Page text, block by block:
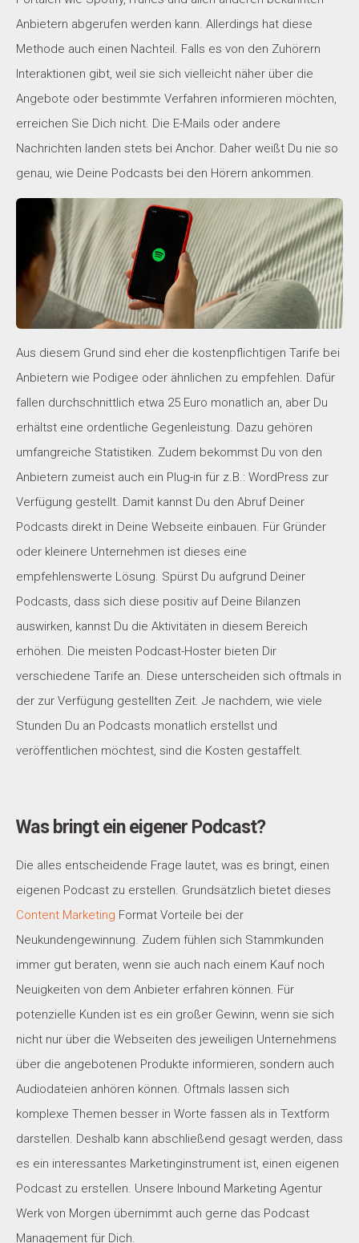
Anbietern abgerufen werden kann. Allerdings hat diese
Methode auch einen Nachteil. Falls es von den Zuhörern
Interaktionen gibt, weil sie sich vielleicht näher über die
Angebote oder bestimmte Verfahren informieren möchten,
erreichen Sie Dich nicht. Die E-Mails oder andere
Nachrichten landen stets bei Anchor. Daher weißt Du nie so
genau, wie Deine Podcasts bei den Hörern ankommen.
Aus diesem Grund sind eher die kostenpflichtigen Tarife bei
Anbietern wie Podigee oder ähnlichen zu empfehlen. Dafür
fallen durchschnittlich etwa 25 Euro monatlich an, aber Du
erhältst eine ordentliche Gegenleistung. Dazu gehören
umfangreiche Statistiken. Zudem bekommst Du von den
Anbietern zumeist auch ein Plug-in für z.B.: WordPress zur
Verfügung gestellt. Damit kannst Du den Abruf Deiner
Podcasts direkt in Deine Webseite einbauen. Für Gründer
oder kleinere Unternehmen ist dieses eine
empfehlenswerte Lösung. Spürst Du aufgrund Deiner
Podcasts, dass sich diese positiv auf Deine Bilanzen
auswirken, kannst Du die Aktivitäten in diesem Bereich
erhöhen. Die meisten Podcast-Hoster bieten Dir
verschiedene Tarife an. Diese unterscheiden sich oftmals in
der zur Verfügung gestellten Zeit. Je nachdem, wie viele
Stunden Du an Podcasts monatlich erstellst und
veröffentlichen möchtest, sind die Kosten gestaffelt.
Was bringt ein eigener Podcast?
Die alles entscheidende Frage lautet, was es bringt, einen
eigenen Podcast zu erstellen. Grundsätzlich bietet dieses
Content Marketing Format Vorteile bei der
Neukundengewinnung. Zudem fühlen sich Stammkunden
immer gut beraten, wenn sie auch nach einem Kauf noch
Neuigkeiten von dem Anbieter erfahren können. Für
potenzielle Kunden ist es ein großer Gewinn, wenn sie sich
nicht nur über die Webseiten des jeweiligen Unternehmens
über die angebotenen Produkte informieren, sondern auch
Audiodateien anhören können. Oftmals lassen sich
komplexe Themen besser in Worte fassen als in Textform
darstellen. Deshalb kann abschließend gesagt werden, dass
es ein interessantes Marketinginstrument ist, einen eigenen
Podcast zu erstellen. Unsere Inbound Marketing Agentur
Werk von Morgen übernimmt auch gerne das Podcast
Management für Dich.